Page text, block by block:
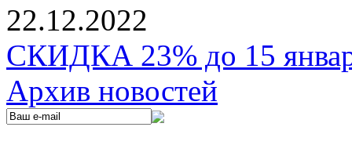
22.12.2022
СКИДКА 23% до 15
Архив новостей